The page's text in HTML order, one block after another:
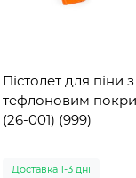
Пістолет для піни з
тефлоновим
(26-001) (999)
Доставка 1-3 дні